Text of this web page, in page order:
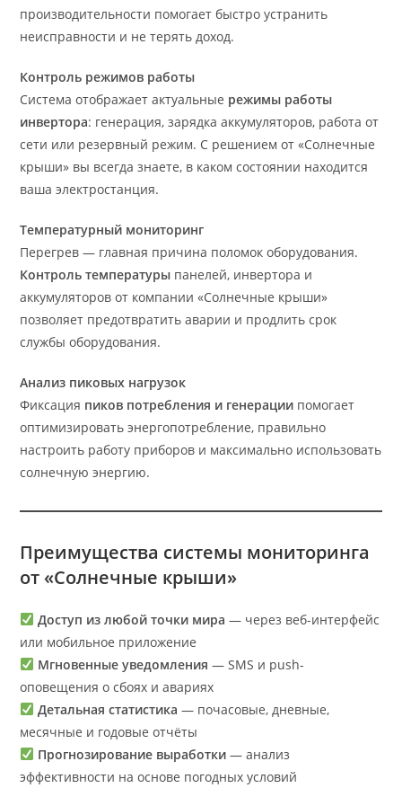
производительности помогает быстро устранить
неисправности и не терять доход.
Контроль режимов работы
Система отображает актуальные режимы работы
инвертора: генерация, зарядка аккумуляторов, работа от
сети или резервный режим. С решением от «Солнечные
крыши» вы всегда знаете, в каком состоянии находится
ваша электростанция.
Температурный мониторинг
Перегрев — главная причина поломок оборудования.
Контроль температуры панелей, инвертора и
аккумуляторов от компании «Солнечные крыши»
позволяет предотвратить аварии и продлить срок
службы оборудования.
Анализ пиковых нагрузок
Фиксация пиков потребления и генерации помогает
оптимизировать энергопотребление, правильно
настроить работу приборов и максимально использовать
солнечную энергию.
Преимущества системы мониторинга
от «Солнечные крыши»
Доступ из любой точки мира — через веб-интерфейс
или мобильное приложение
Мгновенные уведомления — SMS и push-
оповещения о сбоях и авариях
Детальная статистика — почасовые, дневные,
месячные и годовые отчёты
Прогнозирование выработки — анализ
эффективности на основе погодных условий